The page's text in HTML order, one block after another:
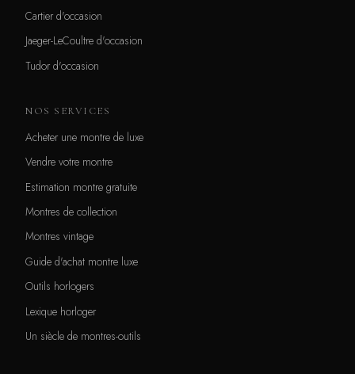
Cartier d'occasion
Jaeger-LeCoultre d'occasion
Tudor d'occasion
NOS SERVICES
Acheter une montre de luxe
Vendre votre montre
Estimation montre gratuite
Montres de collection
Montres vintage
Guide d'achat montre luxe
Outils horlogers
Lexique horloger
Un siècle de montres-outils